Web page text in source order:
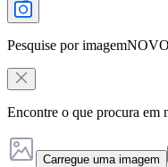
Pesquise por imagem
Encontre o que procura em
Carregue uma imagem